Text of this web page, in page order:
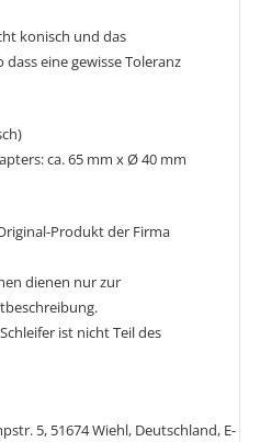
konisch und das
eine gewisse Toleranz
ca. 65 mm x Ø 40 mm
Produkt der Firma
dienen nur zur
ist nicht Teil des
5, 51674 Wiehl, Deutschland, E-